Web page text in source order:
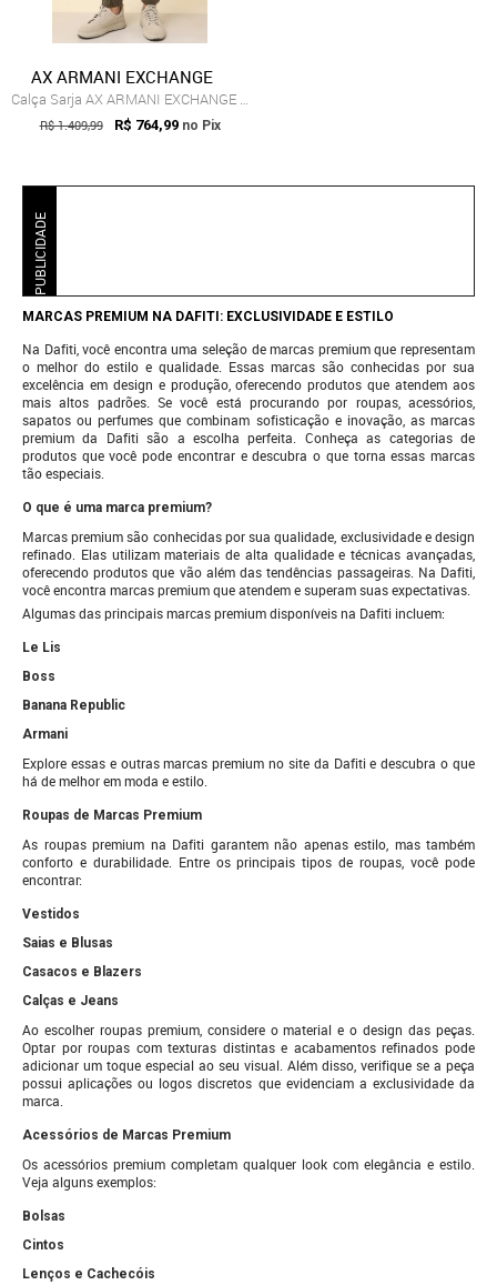
AX ARMANI EXCHANGE
Calça Sarja AX ARMANI EXCHANGE Jogger Bo...
R$ 1.409,99 R$ 764,99 no Pix
PUBLICIDADE
MARCAS PREMIUM NA DAFITI: EXCLUSIVIDADE E ESTILO
Na Dafiti, você encontra uma seleção de marcas premium que representam
o melhor do estilo e qualidade. Essas marcas são conhecidas por sua
excelência em design e produção, oferecendo produtos que atendem aos
mais altos padrões. Se você está procurando por roupas, acessórios,
sapatos ou perfumes que combinam sofisticação e inovação, as marcas
premium da Dafiti são a escolha perfeita. Conheça as categorias de
produtos que você pode encontrar e descubra o que torna essas marcas
tão especiais.
O que é uma marca premium?
Marcas premium são conhecidas por sua qualidade, exclusividade e design
refinado. Elas utilizam materiais de alta qualidade e técnicas avançadas,
oferecendo produtos que vão além das tendências passageiras. Na Dafiti,
você encontra marcas premium que atendem e superam suas expectativas.
Algumas das principais marcas premium disponíveis na Dafiti incluem:
Le Lis
Boss
Banana Republic
Armani
Explore essas e outras marcas premium no site da Dafiti e descubra o que
há de melhor em moda e estilo.
Roupas de Marcas Premium
As roupas premium na Dafiti garantem não apenas estilo, mas também
conforto e durabilidade. Entre os principais tipos de roupas, você pode
encontrar:
Vestidos
Saias e Blusas
Casacos e Blazers
Calças e Jeans
Ao escolher roupas premium, considere o material e o design das peças.
Optar por roupas com texturas distintas e acabamentos refinados pode
adicionar um toque especial ao seu visual. Além disso, verifique se a peça
possui aplicações ou logos discretos que evidenciam a exclusividade da
marca.
Acessórios de Marcas Premium
Os acessórios premium completam qualquer look com elegância e estilo.
Veja alguns exemplos:
Bolsas
Cintos
Lenços e Cachecóis